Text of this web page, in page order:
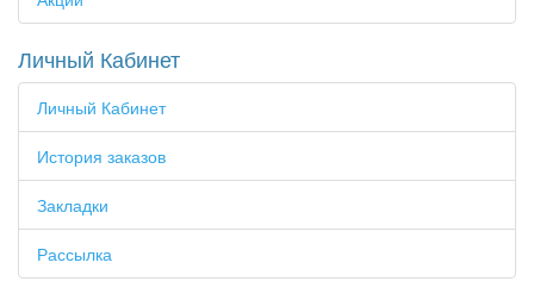
Личный Кабинет
Личный Кабинет
История заказов
Закладки
Рассылка